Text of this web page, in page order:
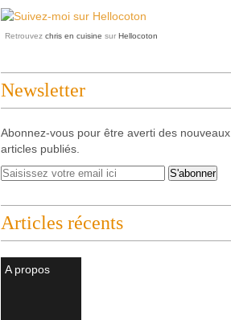
Retrouvez chris en cuisine sur Hellocoton
Newsletter
Abonnez-vous pour être averti des nouveaux
articles publiés.
Articles récents
A propos